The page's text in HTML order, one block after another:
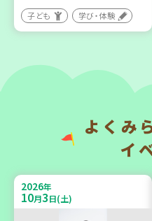
西宮市
チャレンジ！ローリングス
2026年
9月7日(月)
子ども 学び・体験
よくみ
イ
2026年
10月3日(土)